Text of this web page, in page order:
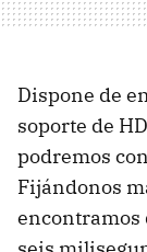
Dispone de
soporte de
podremos
Fijándonos
encontramos